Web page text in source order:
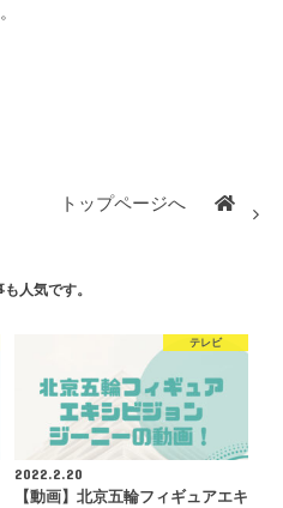
トップページへ
人気です。
テレビ
2022.2.20
【動画】北京五輪フィギュアエキ